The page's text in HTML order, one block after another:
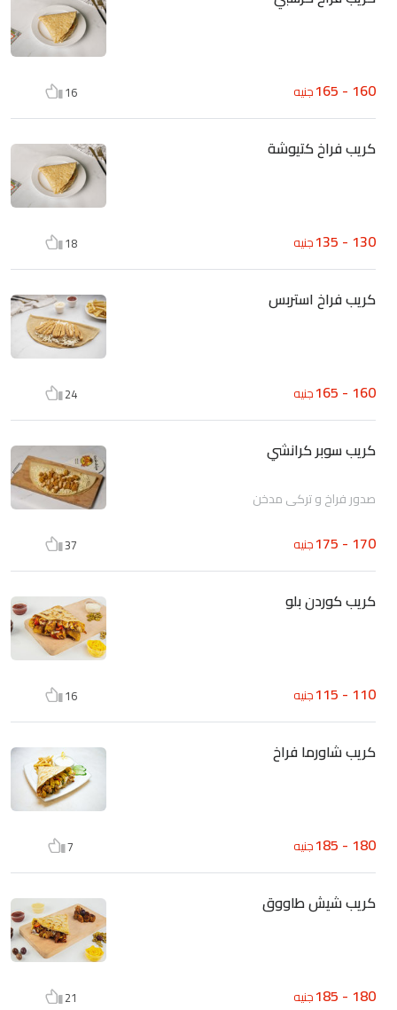
160 - 165 جنيه 16
كريب فراخ كتيوشة
130 - 135 جنيه 18
كريب فراخ استربس
160 - 165 جنيه 24
كريب سوبر كرانشي
صدور فراخ و تركي مدخن
170 - 175 جنيه 37
كريب كوردن بلو
110 - 115 جنيه 16
كريب شاورما فراخ
180 - 185 جنيه 7
كريب شيش طاووق
180 - 185 جنيه 21